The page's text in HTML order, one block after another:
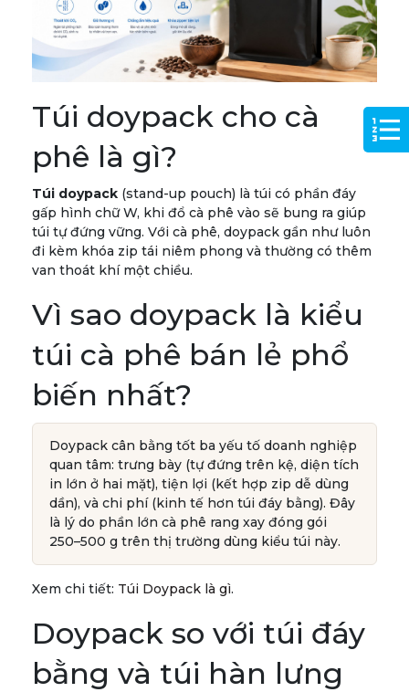
Túi doypack cho cà
phê là gì?
Túi doypack (stand-up pouch) là túi có phần đáy
gấp hình chữ W, khi đổ cà phê vào sẽ bung ra giúp
túi tự đứng vững. Với cà phê, doypack gần như luôn
đi kèm khóa zip tái niêm phong và thường có thêm
van thoát khí một chiều.
Vì sao doypack là kiểu
túi cà phê bán lẻ phổ
biến nhất?
Doypack cân bằng tốt ba yếu tố doanh nghiệp
quan tâm: trưng bày (tự đứng trên kệ, diện tích
in lớn ở hai mặt), tiện lợi (kết hợp zip dễ dùng
dần), và chi phí (kinh tế hơn túi đáy bằng). Đây
là lý do phần lớn cà phê rang xay đóng gói
250–500 g trên thị trường dùng kiểu túi này.
Xem chi tiết: Túi Doypack là gì.
Doypack so với túi đáy
bằng và túi hàn lưng